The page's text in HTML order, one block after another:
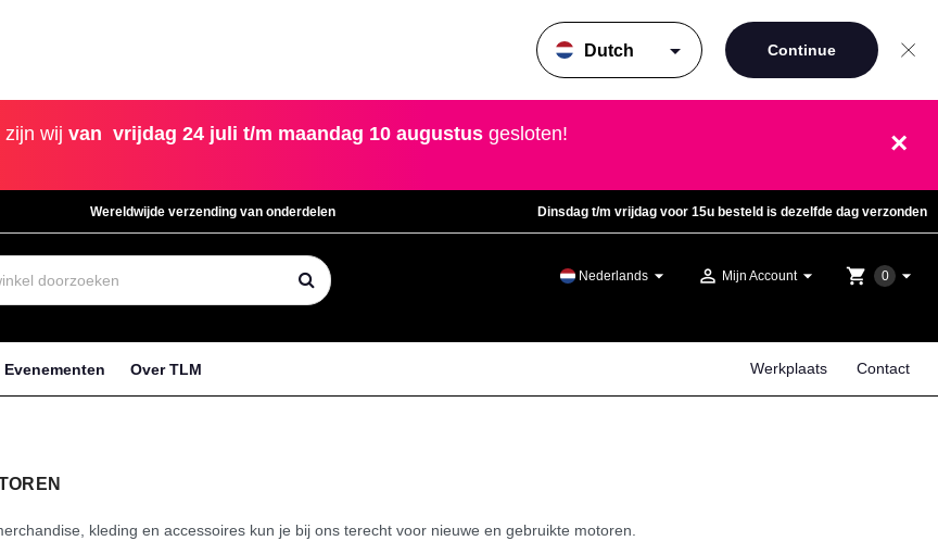
arrow_drop_down
wij van vrijdag 24 juli t/m maandag 10 augustusgesloten! ×
Wereldwijde verzending van onderdelen Dinsdag t/m vrijdag voor 15u besteld is dezelfde dag verzonden
Nederlands arrow_drop_down person_outline Mijn Accountarrow_drop_down shopping_cart 0 arrow_drop_down
Evenementen Over TLM Werkplaats Contact
kleding en accessoires kun je bij ons terecht voor nieuwe en gebruikte motoren.